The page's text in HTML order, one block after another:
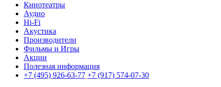
Кинотеатры
Аудио
Hi-Fi
Акустика
Производители
Фильмы и Игры
Акции
Полезная информация
+7 (495) 926-63-77 +7 (917) 574-07-30